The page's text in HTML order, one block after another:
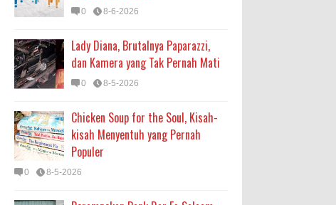
0 8-6-2026
Lady Diana, Brutalnya Paparazzi,
dan Kamera yang Tak Pernah Mati
0 8-5-2026
Chicken Soup for the Soul, Kisah-
kisah Menyentuh yang Pernah
Populer
0 8-5-2026